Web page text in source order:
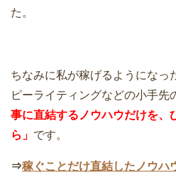
た。
ちなみに私が稼げるようになっ
ピーライティングなどの小手先
事に直結するノウハウだけを、
ら」 です。
⇒稼ぐことだけ直結したノウハ